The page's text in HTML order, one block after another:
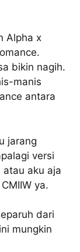
Alpha x
bikin nagih.
manis
antara
jarang
versi
atau aku aja
ya.
dari
mungkin